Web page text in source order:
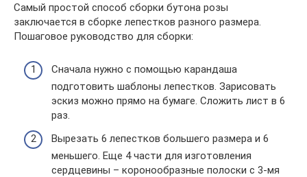
Самый простой способ сборки бутона розы
заключается в сборке лепестков разного размера.
Пошаговое руководство для сборки:
Сначала нужно с помощью карандаша
подготовить шаблоны лепестков. Зарисовать
эскиз можно прямо на бумаге. Сложить лист в 6
раз.
Вырезать 6 лепестков большего размера и 6
меньшего. Еще 4 части для изготовления
сердцевины – коронообразные полоски с 3-мя